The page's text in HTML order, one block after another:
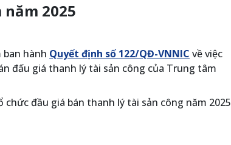
2025
hành Quyết định số 122/QĐ-VNNIC về việc
đấu giá thanh lý tài sản công của Trung tâm
đầu giá bán thanh lý tài sản công năm 2025